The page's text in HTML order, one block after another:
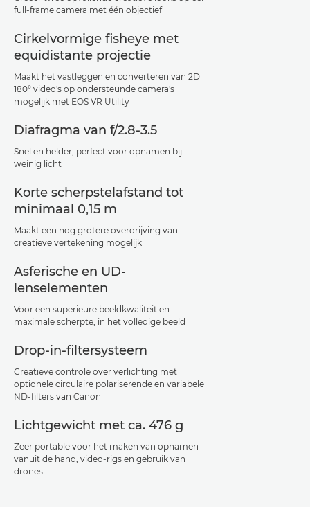
full-frame camera met één objectief
Cirkelvormige fisheye met
equidistante projectie
Maakt het vastleggen en converteren van 2D
180° video's op ondersteunde camera's
mogelijk met EOS VR Utility
Diafragma van f/2.8-3.5
Snel en helder, perfect voor opnamen bij
weinig licht
Korte scherpstelafstand tot
minimaal 0,15 m
Maakt een nog grotere overdrijving van
creatieve vertekening mogelijk
Asferische en UD-
lenselementen
Voor een superieure beeldkwaliteit en
maximale scherpte, in het volledige beeld
Drop-in-filtersysteem
Creatieve controle over verlichting met
optionele circulaire polariserende en variabele
ND-filters van Canon
Lichtgewicht met ca. 476 g
Zeer portable voor het maken van opnamen
vanuit de hand, video-rigs en gebruik van
drones